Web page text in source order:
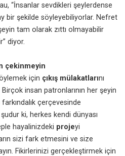
“İnsanlar sevdikleri şeylerdense
bir şekilde söyleyebiliyorlar. Nefret
tam olarak zıttı olmayabilir
diyor.
çekinmeyin
için çıkış mülakatlarını
insan patronlarının her şeyin
çerçevesinde
ki, herkes kendi dünyası
hayalinizdeki projeyi
sizi fark etmesini ve size
Fikirlerinizi gerçekleştirmek için